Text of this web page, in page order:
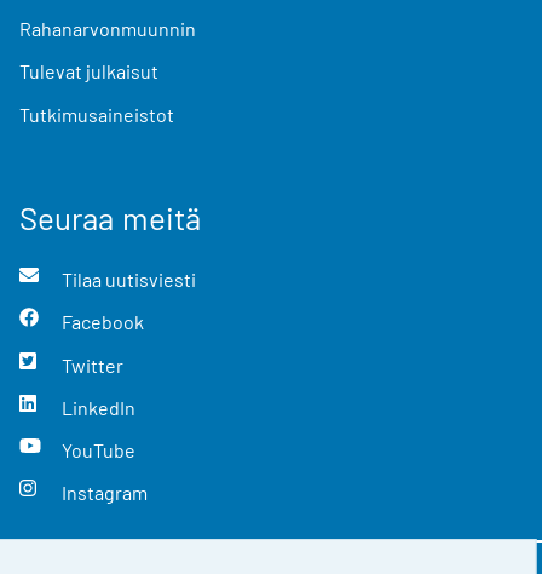
Rahanarvonmuunnin
Tulevat julkaisut
Tutkimusaineistot
Seuraa meitä
Tilaa uutisviesti
Facebook
Twitter
LinkedIn
YouTube
Instagram